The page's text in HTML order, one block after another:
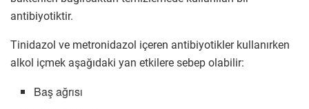
antibiyotiktir.
Tinidazol ve metronidazol içeren antibiyotikler kullanırken
alkol içmek aşağıdaki yan etkilere sebep olabilir:
Baş ağrısı